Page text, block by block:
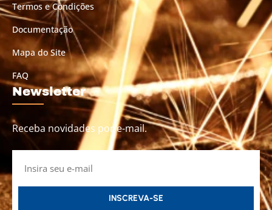
Termos e Condições
Documentação
Mapa do Site
FAQ
Newsletter
Receba novidades por e-mail.
INSCREVA-SE